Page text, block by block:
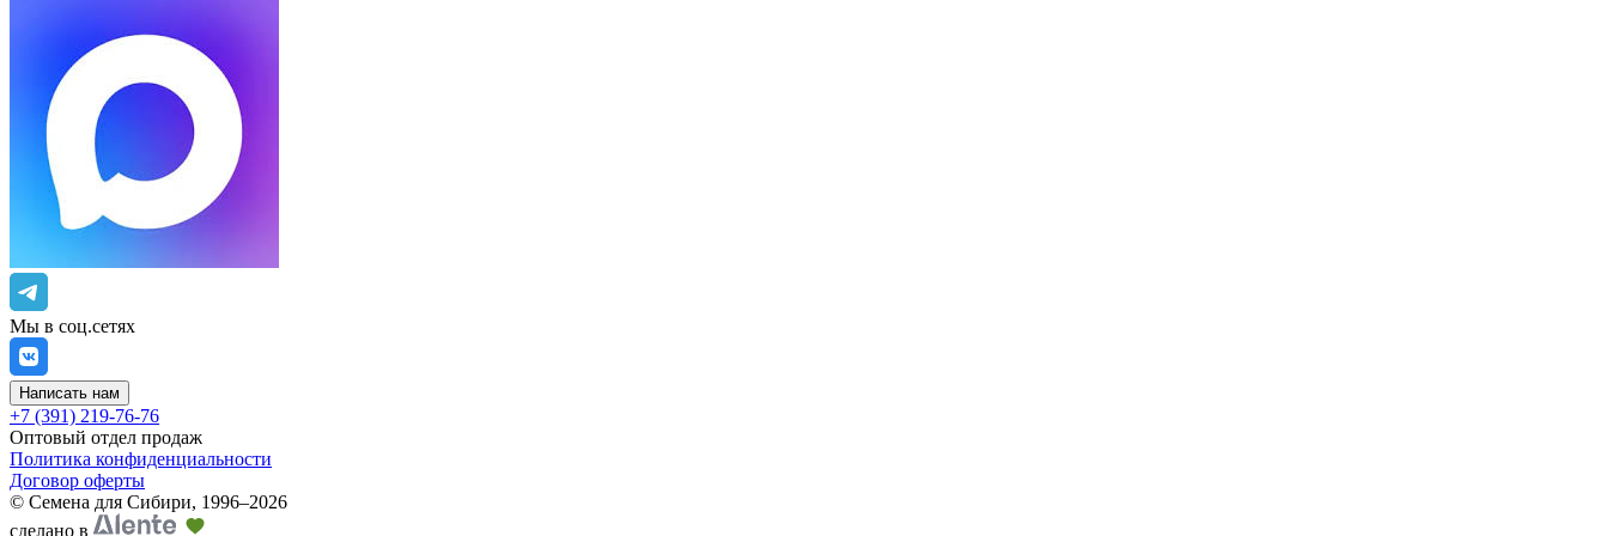
Мы в соц.сетях
Написать нам
+7 (391) 219-76-76
Оптовый отдел продаж
Политика конфиденциальности
Договор оферты
© Семена для Сибири, 1996–2026
сделано в